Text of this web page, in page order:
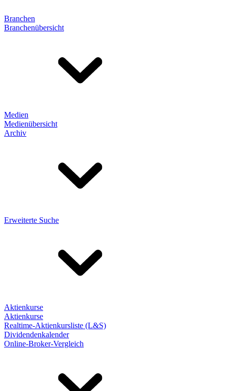
Branchen
Branchenübersicht
Medien
Medienübersicht
Archiv
Erweiterte Suche
Aktienkurse
Aktienkurse
Realtime-Aktienkursliste (L&S)
Dividendenkalender
Online-Broker-Vergleich